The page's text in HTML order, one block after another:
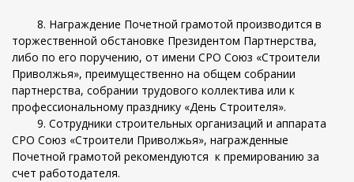
8. Награждение Почетной грамотой производится в
торжественной обстановке Президентом Партнерства,
либо по его поручению, от имени СРО Союз «Строители
Приволжья», преимущественно на общем собрании
партнерства, собрании трудового коллектива или к
профессиональному празднику «День Строителя».
9. Сотрудники строительных организаций и аппарата
СРО Союз «Строители Приволжья», награжденные
Почетной грамотой рекомендуются к премированию за
счет работодателя.